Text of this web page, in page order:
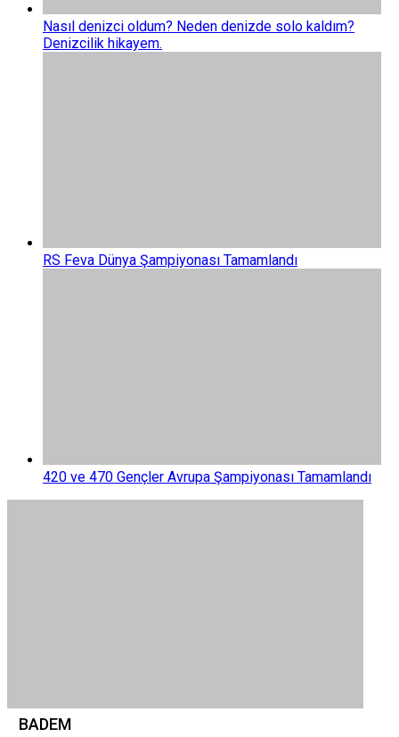
Nasıl denizci oldum? Neden denizde solo kaldım?
Denizcilik hikayem.
RS Feva Dünya Şampiyonası Tamamlandı
420 ve 470 Gençler Avrupa Şampiyonası Tamamlandı
BADEM